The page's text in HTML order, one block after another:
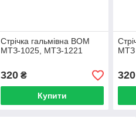
Стрічка гальмівна ВОМ
МТЗ-1025, МТЗ-1221
320₴
Купити
МТЗ
320